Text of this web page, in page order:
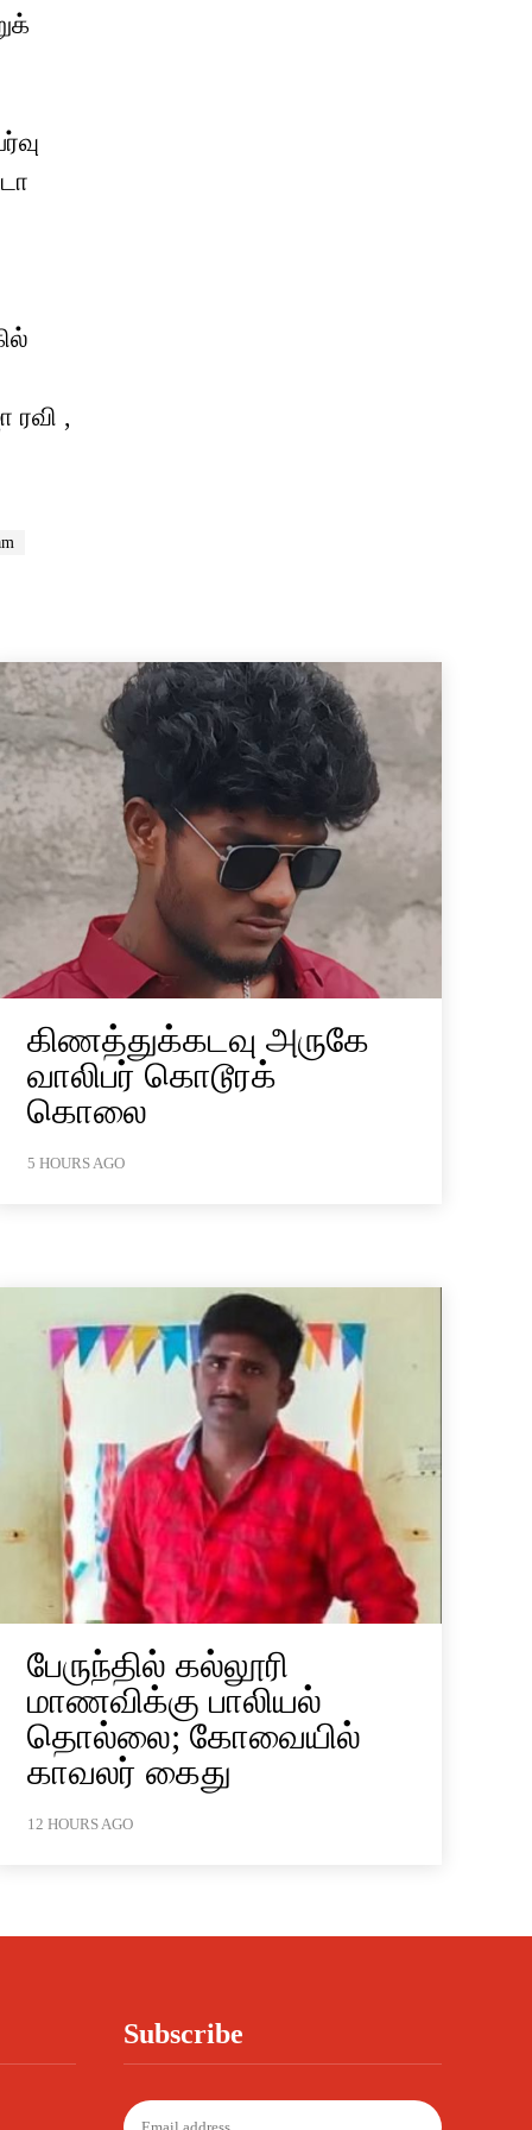
ரவி ,
கிணத்துக்கடவு அருகே
வாலிபர் கொடூரக்
கொலை
5 HOURS AGO
பேருந்தில் கல்லூரி
மாணவிக்கு பாலியல்
தொல்லை; கோவையில்
காவலர் கைது
12 HOURS AGO
Subscribe